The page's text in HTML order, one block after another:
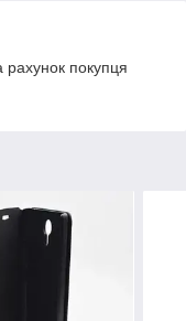
рахунок покупця